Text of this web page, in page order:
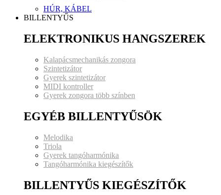
HÚR, KÁBEL
BILLENTYŰS
ELEKTRONIKUS HANGSZEREK
Kalapácsmechanikás zongora
Szintetizátor
Gyerek szintetizátor
MIDI kontroller
Gyerek zongora több színben
EGYÉB BILLENTYŰSÖK
Melodika
Triola
Gyerek tangóharmónika
Tangóharmónika kiegészítők
BILLENTYŰS KIEGÉSZÍTŐK